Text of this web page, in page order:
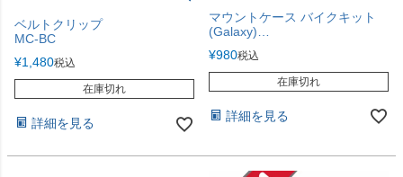
ベルトクリップ
MC-BC
¥1,480税込
在庫切れ
詳細を見る
マウントケース バイクキット
(Galaxy)
¥980税込
在庫切れ
詳細を見る